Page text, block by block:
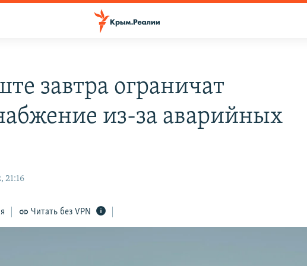
завтра ограничат
из-за аварийных
21:16
Читать без VPN